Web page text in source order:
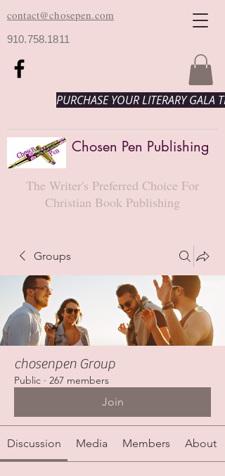
contact@chosepen.com
910.758.1811
PURCHASE YOUR LITERARY GALA
Chosen Pen Publishing
The Writer's Preferred Choice For
Christian Book Publishing
Groups
chosenpen Group
Public · 267 members
Join
Discussion Media Members About